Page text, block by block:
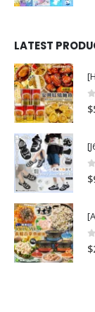
LATEST
0
$
0
$
0
$